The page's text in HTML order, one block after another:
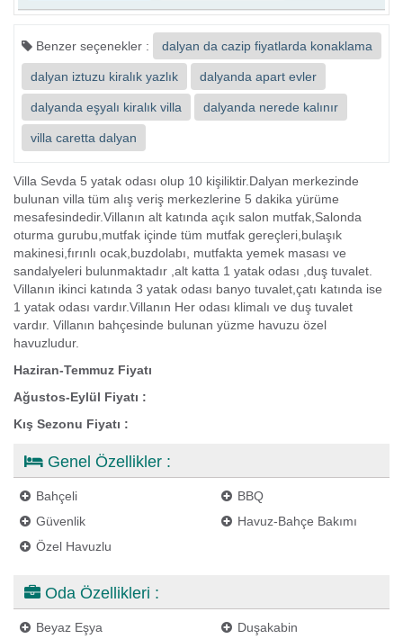
Benzer seçenekler : dalyan da cazip fiyatlarda konaklama
dalyan iztuzu kiralık yazlık dalyanda apart evler
dalyanda eşyalı kiralık villa dalyanda nerede kalınır
villa caretta dalyan
Villa Sevda 5 yatak odası olup 10 kişiliktir.Dalyan merkezinde
bulunan villa tüm alış veriş merkezlerine 5 dakika yürüme
mesafesindedir.Villanın alt katında açık salon mutfak,Salonda
oturma gurubu,mutfak içinde tüm mutfak gereçleri,bulaşık
makinesi,fırınlı ocak,buzdolabı, mutfakta yemek masası ve
sandalyeleri bulunmaktadır ,alt katta 1 yatak odası ,duş tuvalet.
Villanın ikinci katında 3 yatak odası banyo tuvalet,çatı katında ise
1 yatak odası vardır.Villanın Her odası klimalı ve duş tuvalet
vardır. Villanın bahçesinde bulunan yüzme havuzu özel
havuzludur.
Haziran-Temmuz Fiyatı
Ağustos-Eylül Fiyatı :
Kış Sezonu Fiyatı :
Genel Özellikler :
Bahçeli
BBQ
Güvenlik
Havuz-Bahçe Bakımı
Özel Havuzlu
Oda Özellikleri :
Beyaz Eşya Duşakabin